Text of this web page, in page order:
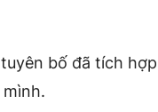
bố đã tích